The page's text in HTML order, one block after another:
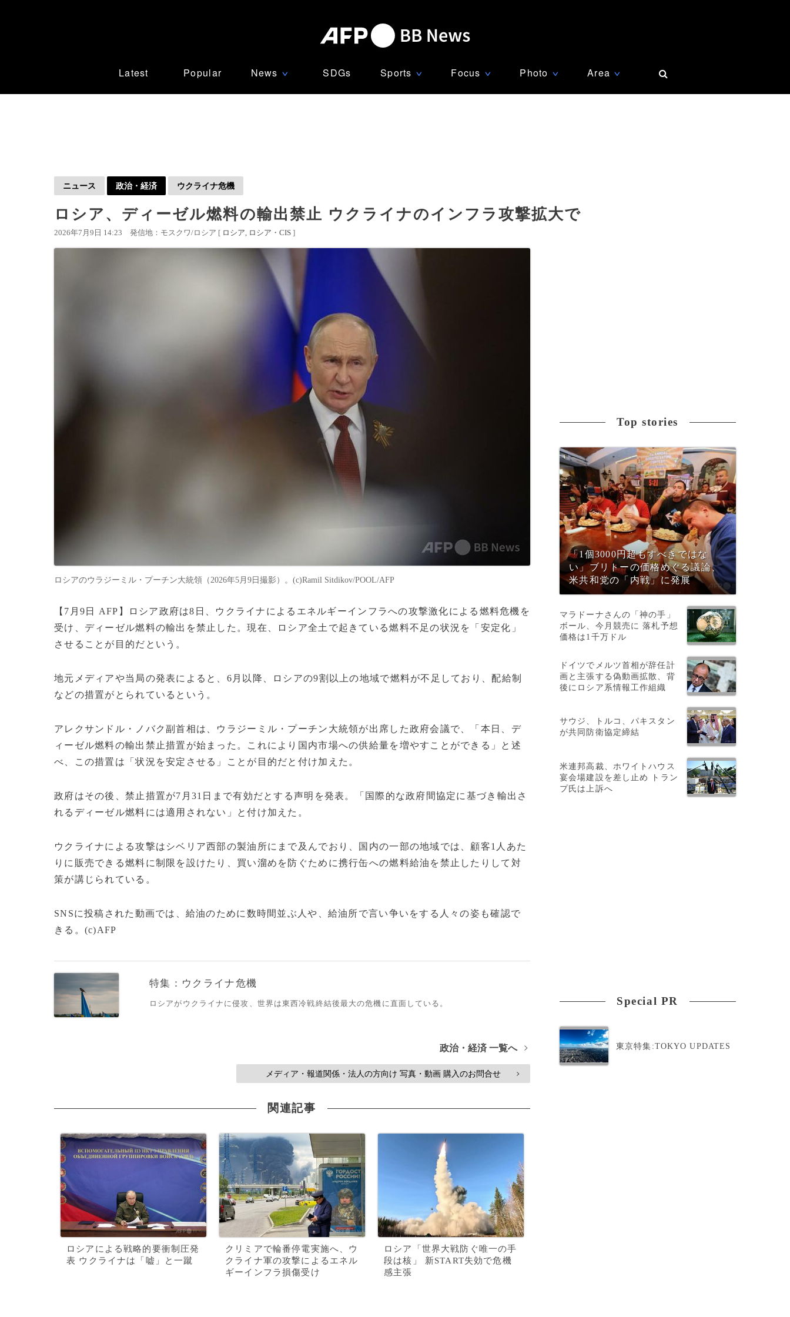
Latest Popular News ∨ SDGs Sports ∨ Focus ∨ Photo ∨ Area ∨
ニュース 政治・経済 ウクライナ危機
ロシア、ディーゼル燃料の輸出禁止 ウクライナのインフラ攻撃拡大で
2026年7月9日 14:23 発信地：モスクワ/ロシア [ ロシア ロシア・CIS ]
ロシアのウラジーミル・プーチン大統領（2026年5月9日撮影）。(c)Ramil Sitdikov/POOL/AFP
【7月9日 AFP】ロシア政府は8日、ウクライナによるエネルギーインフラへの攻撃激化による燃料危機を
受け、ディーゼル燃料の輸出を禁止した。現在、ロシア全土で起きている燃料不足の状況を「安定化」
させることが目的だという。
地元メディアや当局の発表によると、6月以降、ロシアの9割以上の地域で燃料が不足しており、配給制
などの措置がとられているという。
アレクサンドル・ノバク副首相は、ウラジーミル・プーチン大統領が出席した政府会議で、「本日、デ
ィーゼル燃料の輸出禁止措置が始まった。これにより国内市場への供給量を増やすことができる」と述
べ、この措置は「状況を安定させる」ことが目的だと付け加えた。
政府はその後、禁止措置が7月31日まで有効だとする声明を発表。「国際的な政府間協定に基づき輸出さ
れるディーゼル燃料には適用されない」と付け加えた。
ウクライナによる攻撃はシベリア西部の製油所にまで及んでおり、国内の一部の地域では、顧客1人あた
りに販売できる燃料に制限を設けたり、買い溜めを防ぐために携行缶への燃料給油を禁止したりして対
策が講じられている。
SNSに投稿された動画では、給油のために数時間並ぶ人や、給油所で言い争いをする人々の姿も確認で
きる。(c)AFP
特集：ウクライナ危機
ロシアがウクライナに侵攻、世界は東西冷戦終結後最大の危機に直面している。
政治・経済 一覧へ >
メディア・報道関係・法人の方向け 写真・動画 購入のお問合せ >
関連記事
ロシアによる戦略的要衝制圧発
表 ウクライナは「嘘」と一蹴
クリミアで輪番停電実施へ、ウ
クライナ軍の攻撃によるエネル
ギーインフラ損傷受け
ロシア「世界大戦防ぐ唯一の手
段は核」 新START失効で危機
感主張
Top stories
「1個3000円超もすべきではな
い」ブリトーの価格めぐる議論、
米共和党の「内戦」に発展
マラドーナさんの「神の手」
ボール、今月競売に 落札予想
価格は1千万ドル
ドイツでメルツ首相が辞任計
画と主張する偽動画拡散、背
後にロシア系情報工作組織
サウジ、トルコ、パキスタン
が共同防衛協定締結
米連邦高裁、ホワイトハウス
宴会場建設を差し止め トラン
プ氏は上訴へ
Special PR
東京特集:TOKYO UPDATES